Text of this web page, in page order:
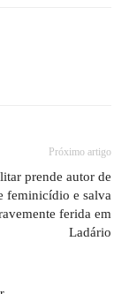
Próximo artigo
prende autor de
feminicídio e salva
ferida em
Ladário